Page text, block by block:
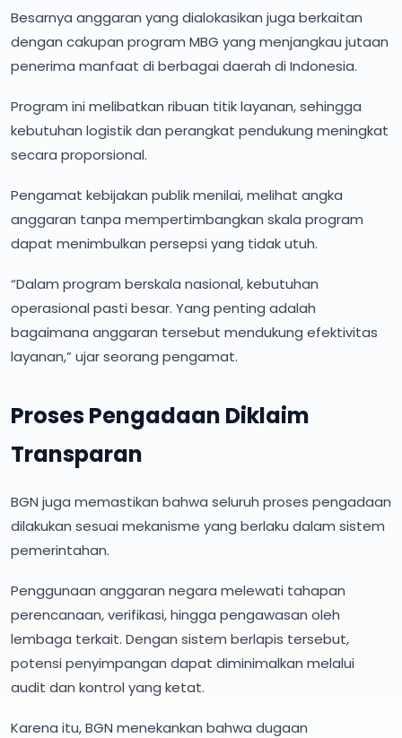
Besarnya anggaran yang dialokasikan juga berkaitan
dengan cakupan program MBG yang menjangkau jutaan
penerima manfaat di berbagai daerah di Indonesia.
Program ini melibatkan ribuan titik layanan, sehingga
kebutuhan logistik dan perangkat pendukung meningkat
secara proporsional.
Pengamat kebijakan publik menilai, melihat angka
anggaran tanpa mempertimbangkan skala program
dapat menimbulkan persepsi yang tidak utuh.
“Dalam program berskala nasional, kebutuhan
operasional pasti besar. Yang penting adalah
bagaimana anggaran tersebut mendukung efektivitas
layanan,” ujar seorang pengamat.
Proses Pengadaan Diklaim
Transparan
BGN juga memastikan bahwa seluruh proses pengadaan
dilakukan sesuai mekanisme yang berlaku dalam sistem
pemerintahan.
Penggunaan anggaran negara melewati tahapan
perencanaan, verifikasi, hingga pengawasan oleh
lembaga terkait. Dengan sistem berlapis tersebut,
potensi penyimpangan dapat diminimalkan melalui
audit dan kontrol yang ketat.
Karena itu, BGN menekankan bahwa dugaan